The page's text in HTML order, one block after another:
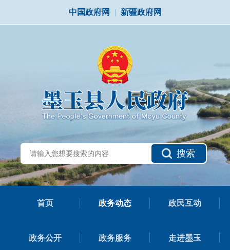
中国政府网 | 新疆政府网
搜索
首页 政务动态 政民互动
政务公开 政务服务 走进墨玉